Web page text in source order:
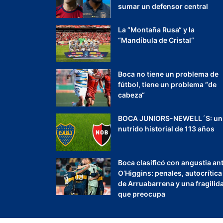
sumar un defensor central
La “Montaña Rusa“ y la
“Mandíbula de Cristal“
Boca no tiene un problema de
fútbol, tiene un problema “de
cabeza“
BOCA JUNIORS-NEWELL´S: un
nutrido historial de 113 años
Boca clasificó con angustia
O’Higgins: penales, autocrítica
de Arruabarrena y una
que preocupa